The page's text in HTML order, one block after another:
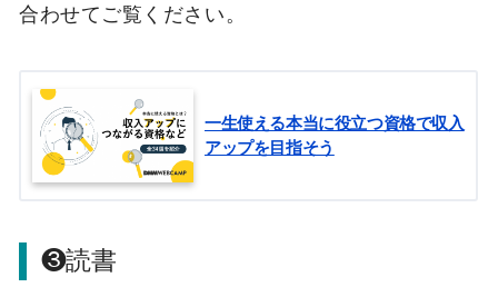
合わせてご覧ください。
一生使える本当に役立つ資格で収入
アップを目指そう
❸読書